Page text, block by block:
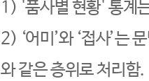
1) '품사별 현황' 통계
2) ‘어미’와 ‘접사’는
와 같은 층위로 처리함.